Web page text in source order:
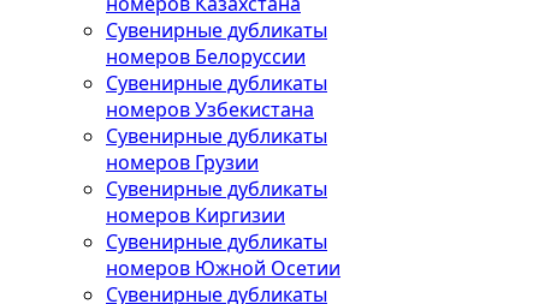
Сувенирные дубликаты
номеров Белоруссии
Сувенирные дубликаты
номеров Узбекистана
Сувенирные дубликаты
номеров Грузии
Сувенирные дубликаты
номеров Киргизии
Сувенирные дубликаты
номеров Южной Осетии
Сувенирные дубликаты